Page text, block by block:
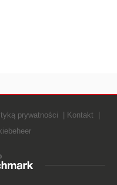
prywatności
Kontakt